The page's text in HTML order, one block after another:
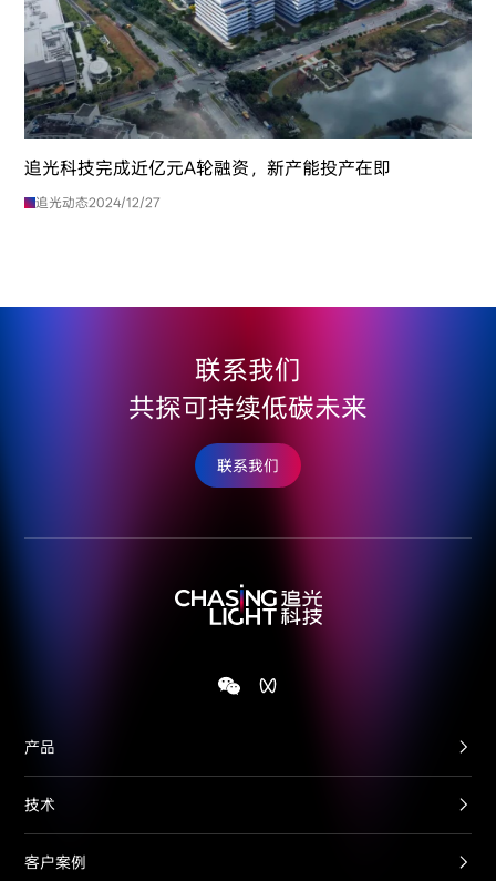
追光科技完成近亿元A轮融资，新产能投产在即
追光动态2024/12/27
联系我们
共探可持续低碳未来
联系我们
产品
技术
客户案例